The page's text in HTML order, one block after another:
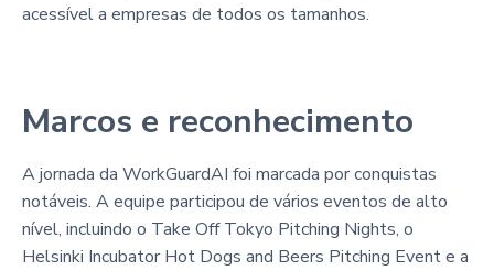
acessível a empresas de todos os tamanhos.
Marcos e reconhecimento
A jornada da WorkGuardAI foi marcada por conquistas
notáveis. A equipe participou de vários eventos de alto
nível, incluindo o Take Off Tokyo Pitching Nights, o
Helsinki Incubator Hot Dogs and Beers Pitching Event e a